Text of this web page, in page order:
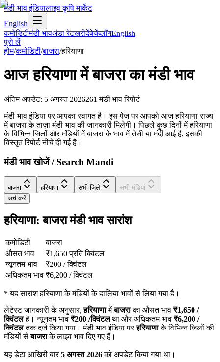
मंडी भाव इंडियालाइव कृषि मार्केट
English
कमोडिटीमंडी भावअंडा रेटखरीदेंबेचेंब्लॉगEnglish
प्रो लें
होम/कमोडिटी/बाजरा/हरियाणा
आजहरियाणामेंबाजराका मंडी भाव
अंतिम अपडेट: 5 अगस्त 2026261 मंडी भाव रिपोर्ट
मंडी भाव इंडिया पर आपका स्वागत है। इस पेज पर आपको आज हरियाणा राज्य
में बाजरा के ताज़ा मंडी भाव की जानकारी मिलेगी। पिछले कुछ दिनों में हरियाणा
के विभिन्न जिलों और मंडियों में बाजरा के भाव में तेजी या मंदी आई है, इसकी
विस्तृत रिपोर्ट नीचे दी गई है।
मंडी भाव खोजें / Search Mandi
बाजरा हरियाणा सभी जिले
सभी मंडियां
सर्च करें
हरियाणा: बाजरा मंडी भाव सारांश
कमोडिटी
बाजरा
औसत भाव
₹1,650 प्रति क्विंटल
न्यूनतम भाव
₹200 /क्विंटल
अधिकतम भाव ₹6,200 /क्विंटल
*यह सारांश हरियाणा के मंडियों के हालिया भावों से लिया गया है।
लेटेस्ट जानकारी के अनुसार,हरियाणामेंबाजराका औसत भाव ₹1,650 /
क्विंटलहै। न्यूनतम भाव ₹200 /क्विंटलथा और अधिकतम भाव ₹6,200 /
क्विंटलतक दर्ज किया गया। मंडी भाव इंडिया परहरियाणाके विभिन्न जिलों की
मंडियों सेबाजराके लाइव भाव दिए गए हैं।
यह डेटा आखिरी बार5 अगस्त 2026को अपडेट किया गया था।